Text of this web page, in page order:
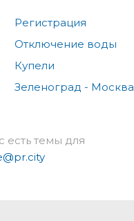
Регистрация
Отключение воды
Купели
Зеленоград - Москва
есть темы для